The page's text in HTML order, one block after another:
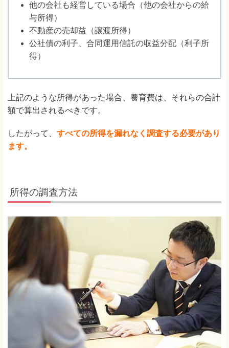
他の会社も経営している場合（他の会社からの給
与所得）
不動産の売却益（譲渡所得）
公社債の利子、合同運用信託の収益分配（利子所
得）
上記のような所得があった場合、養育費は、それらの合計
額で算出されるべきです。
したがって、 すべての所得を漏れなく調査する必要があり
ます。
所得の調査方法